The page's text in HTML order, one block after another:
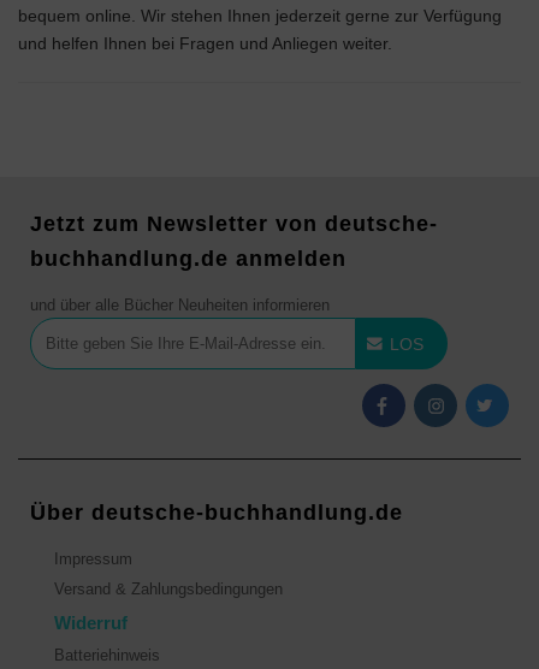
bequem online. Wir stehen Ihnen jederzeit gerne zur Verfügung
und helfen Ihnen bei Fragen und Anliegen weiter.
Jetzt zum Newsletter von deutsche-
buchhandlung.de anmelden
und über alle Bücher Neuheiten informieren
LOS
Über deutsche-buchhandlung.de
Impressum
Versand & Zahlungsbedingungen
Widerruf
Batteriehinweis